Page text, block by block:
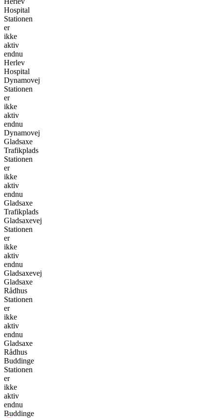
Hospital
Stationen
er
ikke
aktiv
endnu
Herlev
Hospital
Dynamovej
Stationen
er
ikke
aktiv
endnu
Dynamovej
Gladsaxe
Trafikplads
Stationen
er
ikke
aktiv
endnu
Gladsaxe
Trafikplads
Gladsaxevej
Stationen
er
ikke
aktiv
endnu
Gladsaxevej
Gladsaxe
Rådhus
Stationen
er
ikke
aktiv
endnu
Gladsaxe
Rådhus
Buddinge
Stationen
er
ikke
aktiv
endnu
Buddinge